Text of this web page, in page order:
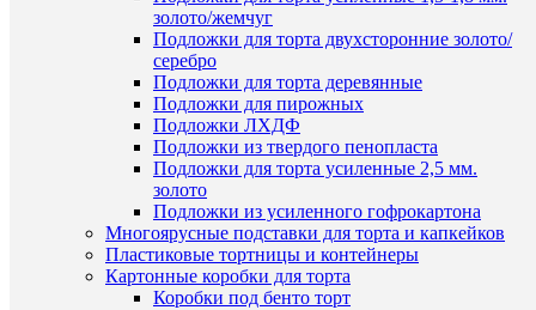
золото/жемчуг
Подложки для торта двухсторонние золото/
серебро
Подложки для торта деревянные
Подложки для пирожных
Подложки ЛХДФ
Подложки из твердого пенопласта
Подложки для торта усиленные 2,5 мм.
золото
Подложки из усиленного гофрокартона
Многоярусные подставки для торта и капкейков
Пластиковые тортницы и контейнеры
Картонные коробки для торта
Коробки под бенто торт
в
гр.
сахарная
115